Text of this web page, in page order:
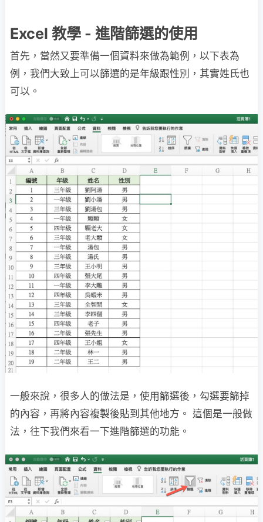
Excel 教學 - 進階篩選的使用
首先，當然又要準備一個資料來做為範例，以下表為
例，我們大致上可以篩選的是年級跟性別，其實姓氏也
可以。
一般來說，很多人的做法是，使用篩選後，勾選要篩掉
的內容，再將內容複製後貼到其他地方。 這個是一般做
法，往下我們來看一下進階篩選的功能。